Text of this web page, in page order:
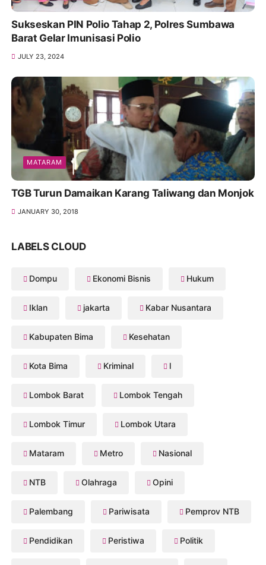
Sukseskan PIN Polio Tahap 2, Polres Sumbawa
Barat Gelar Imunisasi Polio
JULY 23, 2024
MATARAM
TGB Turun Damaikan Karang Taliwang dan Monjok
JANUARY 30, 2018
LABELS CLOUD
Dompu Ekonomi Bisnis Hukum
Iklan jakarta Kabar Nusantara
Kabupaten Bima Kesehatan
Kota Bima Kriminal l
Lombok Barat Lombok Tengah
Lombok Timur Lombok Utara
Mataram Metro Nasional
NTB Olahraga Opini
Palembang Pariwisata Pemprov NTB
Pendidikan Peristiwa Politik